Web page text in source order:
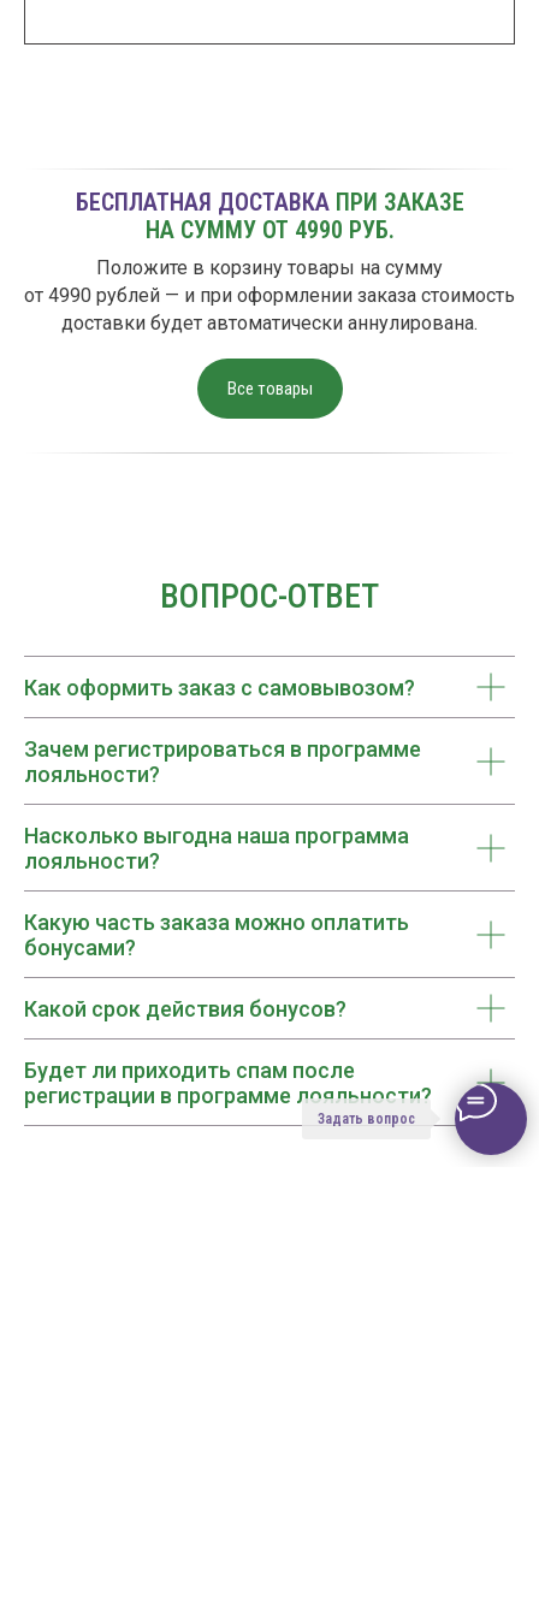
БЕСПЛАТНАЯ ДОСТАВКАПРИ ЗАКАЗЕ
НА СУММУ ОТ 4990 РУБ.
Положите в корзину товары на сумму
от 4990 рублей — и при оформлении заказа стоимость
доставки будет автоматически аннулирована.
Все товары
Как оформить заказ с самовывозом?
Зачем регистрироваться в программе
лояльности?
Насколько выгодна наша программа
лояльности?
Какую часть заказа можно оплатить
бонусами?
Какой срок действия бонусов?
Будет ли приходить спам после
регистрации в программе лояльности?
лояльности
Задать вопрос